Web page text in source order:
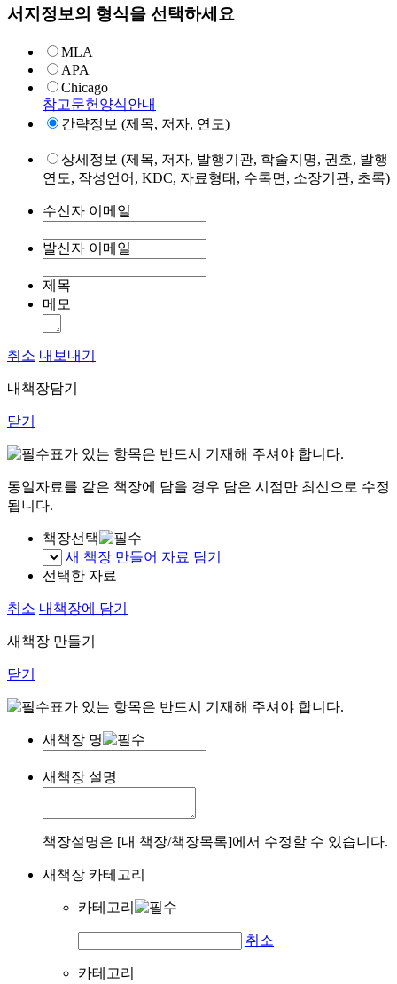
서지정보의 형식을 선택하세요
MLA
APA
Chicago
참고문헌양식안내
간략정보 (제목, 저자, 연도)
상세정보 (제목, 저자, 발행기관, 학술지명, 권호, 발행
연도, 작성언어, KDC, 자료형태, 수록면, 소장기관, 초록)
수신자 이메일
발신자 이메일
제목
메모
취소 내보내기
내책장담기
닫기
표가 있는 항목은 반드시 기재해 주셔야 합니다.
동일자료를 같은 책장에 담을 경우 담은 시점만 최신으로 수정
됩니다.
책장선택
새 책장 만들어 자료 담기
선택한 자료
취소 내책장에 담기
새책장 만들기
닫기
표가 있는 항목은 반드시 기재해 주셔야 합니다.
새책장 명
새책장 설명
책장설명은 [내 책장/책장목록]에서 수정할 수 있습니다.
새책장 카테고리
카테고리
취소
카테고리